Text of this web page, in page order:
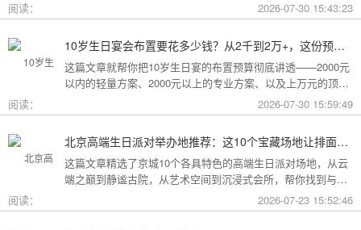
阅读：
2026-07-30 15:43:23
10岁生日宴会布置要花多少钱？从2千到2万+，这份预算攻略讲透了
这篇文章就帮你把10岁生日宴的布置预算彻底讲透——2000元
以内的轻量方案、2000元以上的专业方案、以及上万元的顶配
阅读： 2026-07-30 15:59:49
北京高端生日派对举办地推荐：这10个宝藏场地让排面与品味兼得
这篇文章精选了京城10个各具特色的高端生日派对场地，从云
端之巅到静谧古院，从艺术空间到沉浸式会所，帮你找到与心
阅读： 2026-07-23 15:52:46